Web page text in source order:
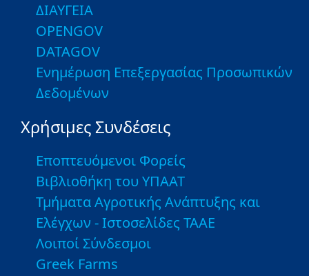
ΔΙΑΥΓΕΙΑ
OPENGOV
DATAGOV
Ενημέρωση Επεξεργασίας Προσωπικών
Δεδομένων
Χρήσιμες Συνδέσεις
Εποπτευόμενοι Φορείς
Βιβλιοθήκη του ΥΠΑΑΤ
Τμήματα Αγροτικής Ανάπτυξης και
Ελέγχων - Ιστοσελίδες ΤΑΑΕ
Λοιποί Σύνδεσμοι
Greek Farms